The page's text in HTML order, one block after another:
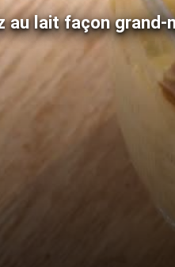
au lait façon grand-